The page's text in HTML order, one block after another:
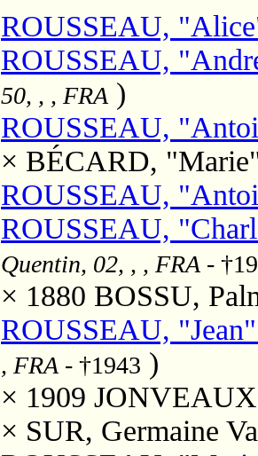
ROUSSEAU,
ROUSSEAU,
50, , , FRA )
ROUSSEAU,
× BÉCARD,
ROUSSEAU,
ROUSSEAU,
Quentin, 02, , , FRA -
× 1880 BOSSU,
ROUSSEAU,
, FRA - †1943 )
× 1909
× SUR, Germaine